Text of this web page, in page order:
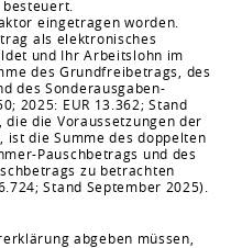
eingetragen worden.
als elektronisches
und Ihr Arbeitslohn im
des Grundfreibetrags, des
des Sonderausgaben-
2025: EUR 13.362; Stand
die die Voraussetzungen der
die Summe des doppelten
Pauschbetrags und des
zu betrachten
Stand September 2025).
abgeben müssen,